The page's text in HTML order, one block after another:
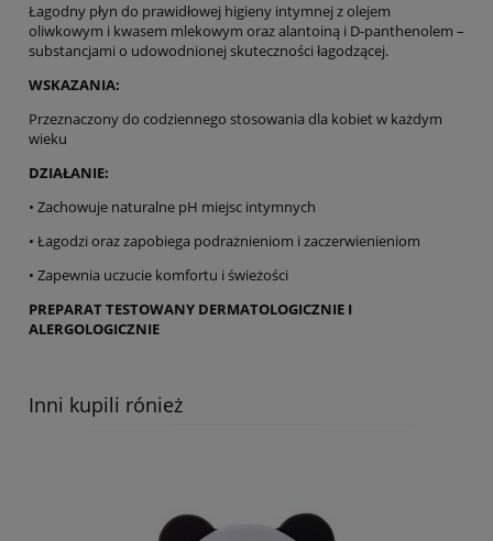
Łagodny płyn do prawidłowej higieny intymnej z olejem
oliwkowym i kwasem mlekowym oraz alantoiną i D-panthenolem –
substancjami o udowodnionej skuteczności łagodzącej.
WSKAZANIA:
Przeznaczony do codziennego stosowania dla kobiet w każdym
wieku
DZIAŁANIE:
• Zachowuje naturalne pH miejsc intymnych
• Łagodzi oraz zapobiega podrażnieniom i zaczerwienieniom
• Zapewnia uczucie komfortu i świeżości
PREPARAT TESTOWANY DERMATOLOGICZNIE I
ALERGOLOGICZNIE
Inni kupili rónież